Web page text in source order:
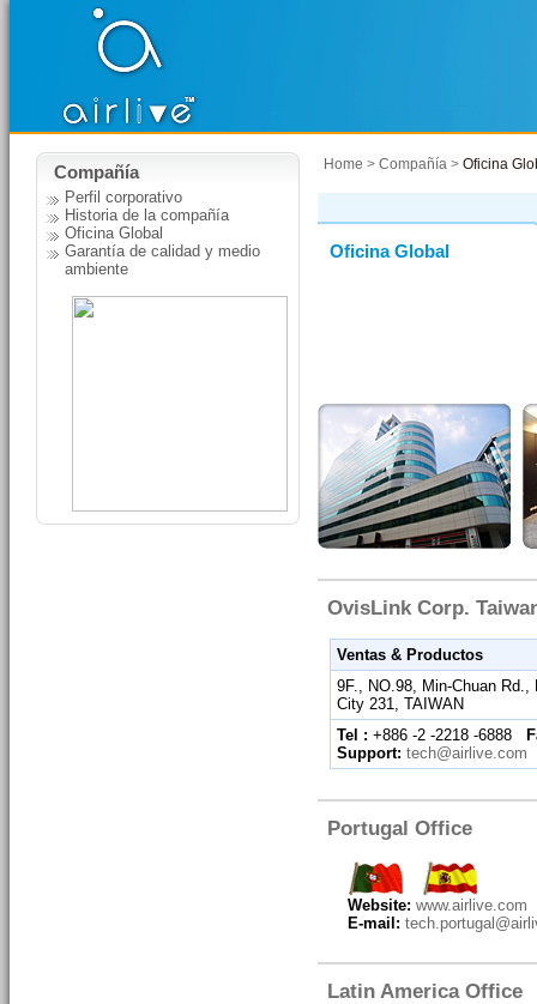
Compañía
Perfil corporativo
Historia de la compañía
Oficina Global
Garantía de calidad y medio
ambiente
Home > Compañía > Oficina
Oficina Global
OvisLink Corp.
Ventas & Productos
9F., NO.98, Min-Chuan
City 231, TAIWAN
Tel : +886 -2 -2218 -6888
Support: tech@airlive.com
Portugal Office
Website: www.airlive.com
E-mail:
Latin America Office